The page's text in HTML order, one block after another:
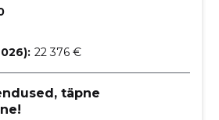
22 376 €
täpne